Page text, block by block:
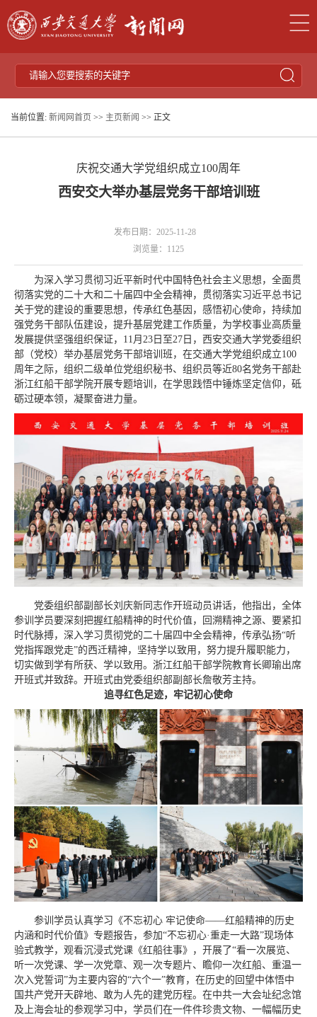
当前位置: 新闻网首页 >> 主页新闻 >> 正文
庆祝交通大学党组织成立100周年
西安交大举办基层党务干部培训班
发布日期：2025-11-28
浏览量： 1125
为深入学习贯彻习近平新时代中国特色社会主义思想，全面贯
彻落实党的二十大和二十届四中全会精神，贯彻落实习近平总书记
关于党的建设的重要思想，传承红色基因，感悟初心使命，持续加
强党务干部队伍建设，提升基层党建工作质量，为学校事业高质量
发展提供坚强组织保证，11月23日至27日，西安交通大学党委组织
部（党校）举办基层党务干部培训班，在交通大学党组织成立100
周年之际，组织二级单位党组织秘书、组织员等近80名党务干部赴
浙江红船干部学院开展专题培训，在学思践悟中锤炼坚定信仰，砥
砺过硬本领，凝聚奋进力量。
党委组织部副部长刘庆新同志作开班动员讲话，他指出，全体
参训学员要深刻把握红船精神的时代价值，回溯精神之源、要紧扣
时代脉搏，深入学习贯彻党的二十届四中全会精神，传承弘扬“听
党指挥跟党走”的西迁精神，坚持学以致用，努力提升履职能力，
切实做到学有所获、学以致用。浙江红船干部学院教育长卿瑜出席
开班式并致辞。开班式由党委组织部副部长詹敬芳主持。
追寻红色足迹，牢记初心使命
参训学员认真学习《不忘初心 牢记使命——红船精神的历史
内涵和时代价值》专题报告，参加“不忘初心·重走一大路”现场体
验式教学，观看沉浸式党课《红船往事》，开展了“看一次展览、
听一次党课、学一次党章、观一次专题片、瞻仰一次红船、重温一
次入党誓词”为主要内容的“六个一”教育，在历史的回望中体悟中
国共产党开天辟地、敢为人先的建党历程。在中共一大会址纪念馆
及上海会址的参观学习中，学员们在一件件珍贵文物、一幅幅历史